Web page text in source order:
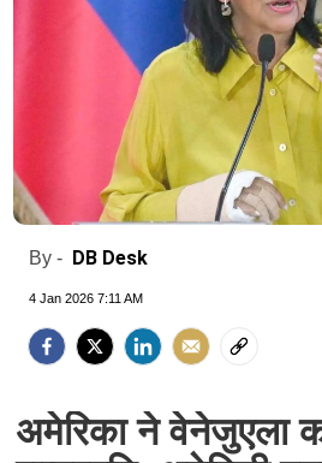
By - DB Desk
4 Jan 2026 7:11 AM
अमेरिका ने वेनेजुएला